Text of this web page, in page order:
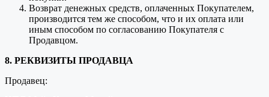
Возврат денежных средств, оплаченных Покупателем,
производится тем же способом, что и их оплата или
иным способом по согласованию Покупателя с
Продавцом.
8. РЕКВИЗИТЫ ПРОДАВЦА
Продавец: